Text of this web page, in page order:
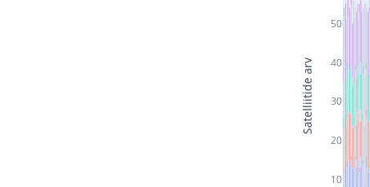
10
20
30
40
50
Satelliitide arv